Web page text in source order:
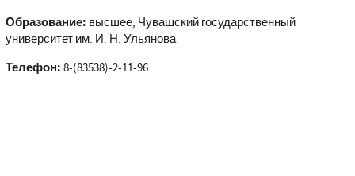
Образование: высшее, Чувашский государственный
университет им. И. Н. Ульянова
Телефон: 8-(83538)-2-11-96